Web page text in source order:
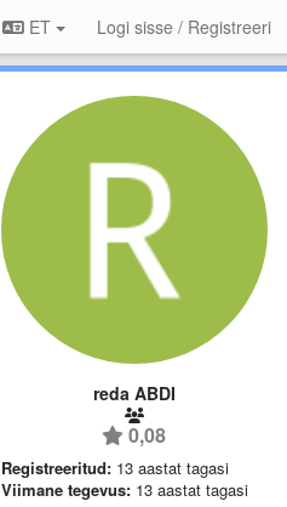
ET Logi sisse / Registreeri
reda ABDI
0,08
Registreeritud: 13 aastat tagasi
Viimane tegevus: 13 aastat tagasi